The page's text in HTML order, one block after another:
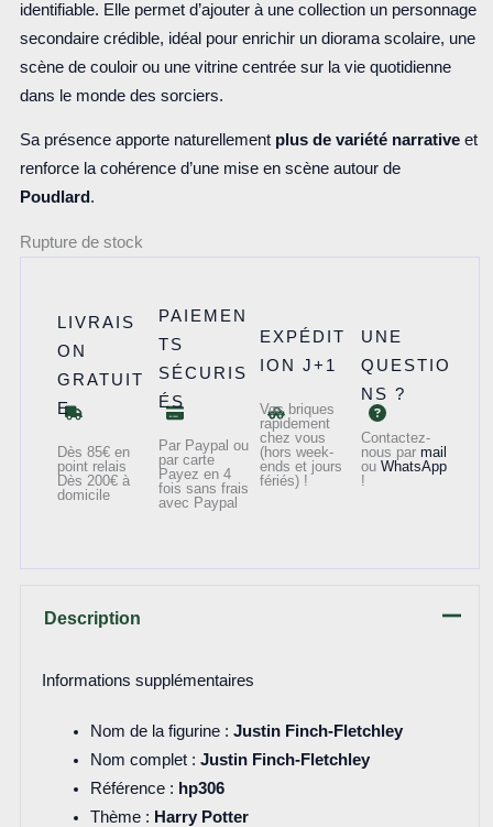
identifiable. Elle permet d’ajouter à une collection un personnage
secondaire crédible, idéal pour enrichir un diorama scolaire, une
scène de couloir ou une vitrine centrée sur la vie quotidienne
dans le monde des sorciers.
Sa présence apporte naturellement plus de variété narrativeet
renforce la cohérence d’une mise en scène autour de
Poudlard .
Rupture de stock
LIVRAIS
ON
GRATUIT
E
Dès 85€ en
point relais
Dès 200€ à
domicile
PAIEMEN
TS
SÉCURIS
ÉS
Par Paypal ou
par carte
Payez en 4
fois sans frais
avec Paypal
EXPÉDIT
ION J+1
Vos briques
rapidement
chez vous
(hors week-
ends et jours
fériés) !
UNE
QUESTIO
NS ?
Contactez-
nous par mail
ou WhatsApp
!
Description
Informations supplémentaires
Nom de la figurine : Justin Finch-Fletchley
Nom complet : Justin Finch-Fletchley
Référence : hp306
Thème : Harry Potter